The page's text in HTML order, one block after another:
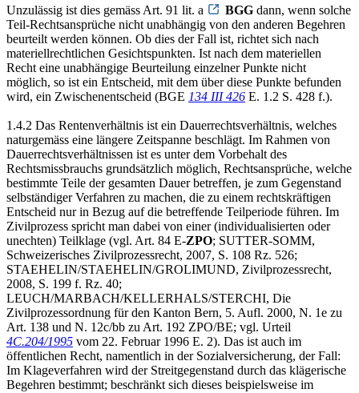
Unzulässig ist dies gemäss Art. 91 lit. a
BGG dann, wenn solche
Teil-Rechtsansprüche nicht unabhängig von den anderen Begehren
beurteilt werden können. Ob dies der Fall ist, richtet sich nach
materiellrechtlichen Gesichtspunkten. Ist nach dem materiellen
Recht eine unabhängige Beurteilung einzelner Punkte nicht
möglich, so ist ein Entscheid, mit dem über diese Punkte befunden
wird, ein Zwischenentscheid (BGE 134 III 426 E. 1.2 S. 428 f.).
1.4.2 Das Rentenverhältnis ist ein Dauerrechtsverhältnis, welches
naturgemäss eine längere Zeitspanne beschlägt. Im Rahmen von
Dauerrechtsverhältnissen ist es unter dem Vorbehalt des
Rechtsmissbrauchs grundsätzlich möglich, Rechtsansprüche, welche
bestimmte Teile der gesamten Dauer betreffen, je zum Gegenstand
selbständiger Verfahren zu machen, die zu einem rechtskräftigen
Entscheid nur in Bezug auf die betreffende Teilperiode führen. Im
Zivilprozess spricht man dabei von einer (individualisierten oder
unechten) Teilklage (vgl. Art. 84 E-ZPO; SUTTER-SOMM,
Schweizerisches Zivilprozessrecht, 2007, S. 108 Rz. 526;
STAEHELIN/STAEHELIN/GROLIMUND, Zivilprozessrecht,
2008, S. 199 f. Rz. 40;
LEUCH/MARBACH/KELLERHALS/STERCHI, Die
Zivilprozessordnung für den Kanton Bern, 5. Aufl. 2000, N. 1e zu
Art. 138 und N. 12c/bb zu Art. 192 ZPO/BE; vgl. Urteil
4C.204/1995 vom 22. Februar 1996 E. 2). Das ist auch im
öffentlichen Recht, namentlich in der Sozialversicherung, der Fall:
Im Klageverfahren wird der Streitgegenstand durch das klägerische
Begehren bestimmt; beschränkt sich dieses beispielsweise im